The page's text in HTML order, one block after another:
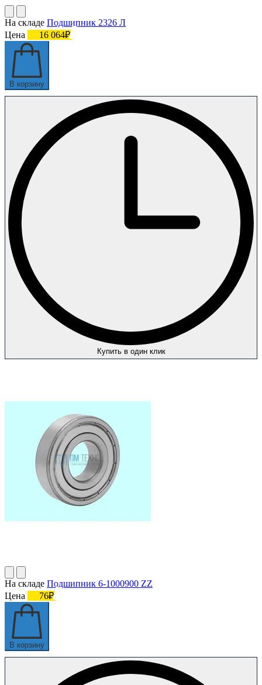
На складе Подшипник 2326 Л
Цена
16 064₽
В корзину
Купить в один клик
На складе Подшипник 6-1000900 ZZ
Цена
76₽
В корзину